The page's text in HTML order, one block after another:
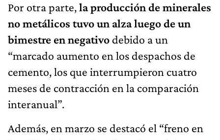
Por otra parte,la producción de minerales
no metálicos tuvo un alza luego de un
bimestre en negativo debido a un
“marcado aumento en los despachos de
cemento, los que interrumpieron cuatro
meses de contracción en la comparación
interanual”.
Además, en marzo se destacó el “freno en